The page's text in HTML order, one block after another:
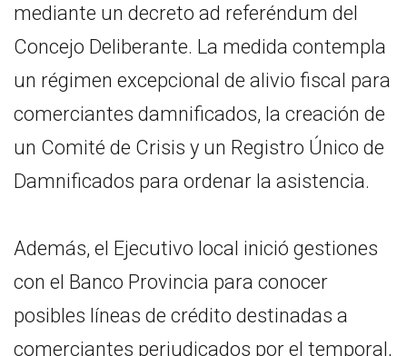
mediante un decreto ad referéndum del
Concejo Deliberante. La medida contempla
un régimen excepcional de alivio fiscal para
comerciantes damnificados, la creación de
un Comité de Crisis y un Registro Único de
Damnificados para ordenar la asistencia.
Además, el Ejecutivo local inició gestiones
con el Banco Provincia para conocer
posibles líneas de crédito destinadas a
comerciantes perjudicados por el temporal,